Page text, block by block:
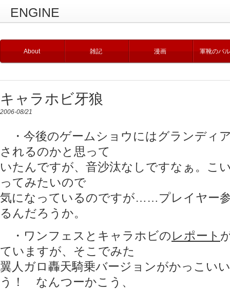
ENGINE
About 雑記 漫画 軍靴のバ
キャラホビ牙狼
2006-08/21
・今後のゲームショウにはグランディ
されるのかと思って
いたんですが、音沙汰なしですなぁ。こ
ってみたいので
気になっているのですが……プレイヤー
るんだろうか。
・ワンフェスとキャラホビのレポート
ていますが、そこでみた
翼人ガロ轟天騎乗バージョンがかっこい
う！ なんつーかこう、